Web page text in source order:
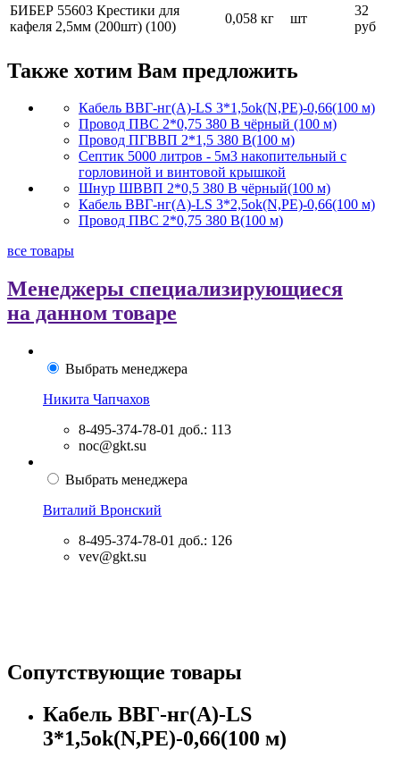
БИБЕР 55603 Крестики для
кафеля 2,5мм (200шт) (100)
0,058 кг шт
32
руб
Также хотим Вам предложить
Кабель ВВГ-нг(А)-LS 3*1,5ok(N,PE)-0,66(100 м)
Провод ПВС 2*0,75 380 В чёрный (100 м)
Провод ПГВВП 2*1,5 380 В(100 м)
Септик 5000 литров - 5м3 накопительный с
горловиной и винтовой крышкой
Шнур ШВВП 2*0,5 380 В чёрный(100 м)
Кабель ВВГ-нг(А)-LS 3*2,5ok(N,PE)-0,66(100 м)
Провод ПВС 2*0,75 380 В(100 м)
все товары
Менеджеры специализирующиеся
на данном товаре
Выбрать менеджера
Никита Чапчахов
8-495-374-78-01 доб.: 113
noc@gkt.su
Выбрать менеджера
Виталий Вронский
8-495-374-78-01 доб.: 126
vev@gkt.su
Сопутствующие товары
Кабель ВВГ-нг(А)-LS
3*1,5ok(N,PE)-0,66(100 м)